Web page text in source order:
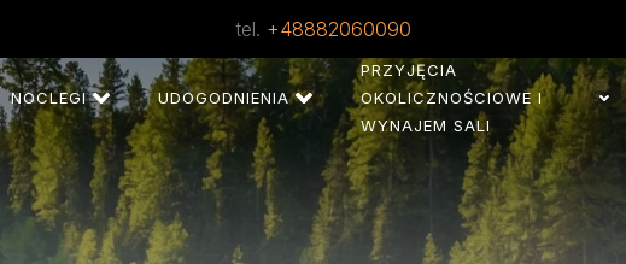
tel. +48882060090
NOCLEGI UDOGODNIENIA
PRZYJĘCIA
OKOLICZNOŚCIOWE I
WYNAJEM SALI